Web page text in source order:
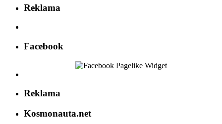
Reklama
Facebook
Reklama
Kosmonauta.net